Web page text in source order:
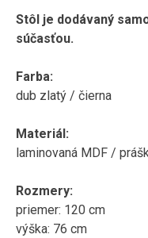
Stôl je dodávaný
súčasťou.
Farba:
dub zlatý / čierna
Materiál:
laminovaná MDF /
Rozmery:
priemer: 120 cm
výška: 76 cm